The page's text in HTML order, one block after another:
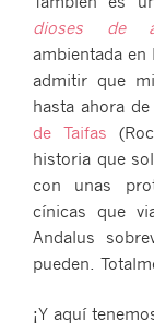
dioses de
ambientada en
admitir que
hasta ahora
de Taifas
historia que
con unas
cínicas que
Andalus
pueden.
¡Y aquí